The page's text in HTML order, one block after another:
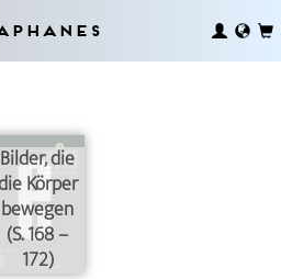
Bilder, die
Körper
bewegen
(S. 168 –
172)